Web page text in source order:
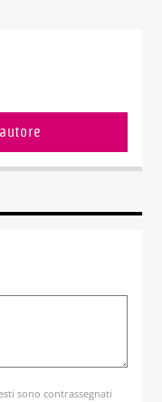
sono contrassegnati